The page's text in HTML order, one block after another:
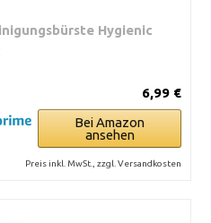
Hygienic
6,99 €
Bei Amazon
ansehen
Preis inkl. MwSt., zzgl. Versandkosten